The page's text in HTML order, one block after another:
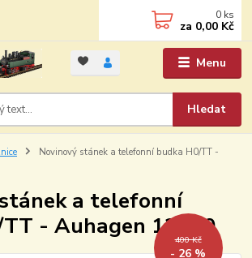
Menu
Hledat
0 ks
za 0,00 Kč
Novinový stánek a telefonní budka H0/TT -
a telefonní
- Auhagen 12340
400 Kč
- 26 %